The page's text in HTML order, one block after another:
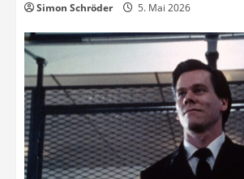
Simon Schröder 5. Mai 2026